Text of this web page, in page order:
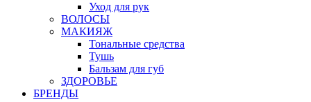
Уход для рук
ВОЛОСЫ
МАКИЯЖ
Тональные средства
Тушь
Бальзам для губ
ЗДОРОВЬЕ
БРЕНДЫ